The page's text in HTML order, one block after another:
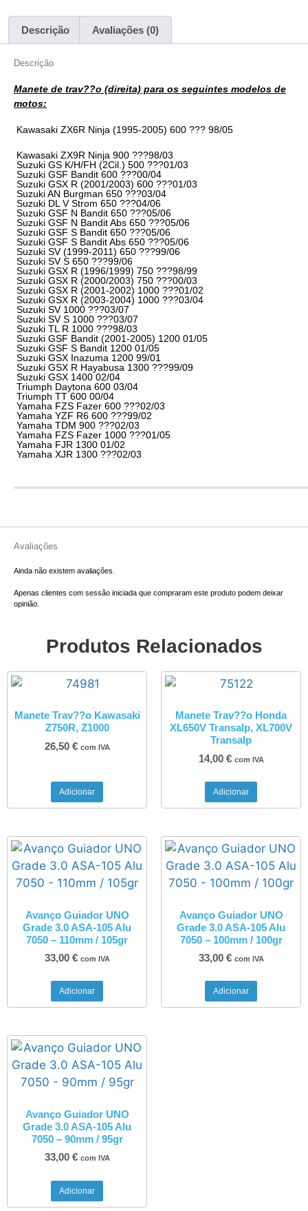
Descrição Avaliações (0)
Descrição
Manete de trav??o (direita) para os seguintes modelos de
motos:
Kawasaki ZX6R Ninja (1995-2005) 600 ??? 98/05
Kawasaki ZX9R Ninja 900 ???98/03
Suzuki GS K/H/FH (2Cil.) 500 ???01/03
Suzuki GSF Bandit 600 ???00/04
Suzuki GSX R (2001/2003) 600 ???01/03
Suzuki AN Burgman 650 ???03/04
Suzuki DL V Strom 650 ???04/06
Suzuki GSF N Bandit 650 ???05/06
Suzuki GSF N Bandit Abs 650 ???05/06
Suzuki GSF S Bandit 650 ???05/06
Suzuki GSF S Bandit Abs 650 ???05/06
Suzuki SV (1999-2011) 650 ???99/06
Suzuki SV S 650 ???99/06
Suzuki GSX R (1996/1999) 750 ???98/99
Suzuki GSX R (2000/2003) 750 ???00/03
Suzuki GSX R (2001-2002) 1000 ???01/02
Suzuki GSX R (2003-2004) 1000 ???03/04
Suzuki SV 1000 ???03/07
Suzuki SV S 1000 ???03/07
Suzuki TL R 1000 ???98/03
Suzuki GSF Bandit (2001-2005) 1200 01/05
Suzuki GSF S Bandit 1200 01/05
Suzuki GSX Inazuma 1200 99/01
Suzuki GSX R Hayabusa 1300 ???99/09
Suzuki GSX 1400 02/04
Triumph Daytona 600 03/04
Triumph TT 600 00/04
Yamaha FZS Fazer 600 ???02/03
Yamaha YZF R6 600 ???99/02
Yamaha TDM 900 ???02/03
Yamaha FZS Fazer 1000 ???01/05
Yamaha FJR 1300 01/02
Yamaha XJR 1300 ???02/03
Avaliações
Ainda não existem avaliações.
Apenas clientes com sessão iniciada que compraram este produto podem deixar
opinião.
Produtos Relacionados
Manete Trav??o Kawasaki
Z750R, Z1000
26,50 € com IVA
Adicionar
Manete Trav??o Honda
XL650V Transalp, XL700V
Transalp
14,00 € com IVA
Adicionar
Avanço Guiador UNO
Grade 3.0 ASA-105 Alu
7050 – 110mm / 105gr
33,00 € com IVA
Adicionar
Avanço Guiador UNO
Grade 3.0 ASA-105 Alu
7050 – 100mm / 100gr
33,00 € com IVA
Adicionar
Avanço Guiador UNO
Grade 3.0 ASA-105 Alu
7050 – 90mm / 95gr
33,00 € com IVA
Adicionar